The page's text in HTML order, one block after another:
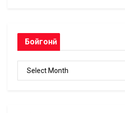
Бойгонӣ